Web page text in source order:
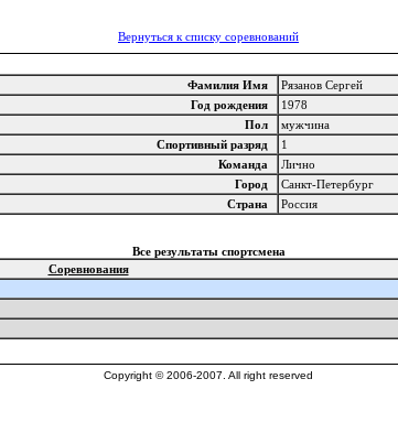
Вернуться к списку соревнований
Фамилия Имя
Рязанов Сергей
Год рождения
1978
Пол
мужчина
Спортивный разряд
1
Команда
Лично
Город
Санкт-Петербург
Страна
Россия
Все результаты спортсмена
Соревнования
Copyright © 2006-2007. All right reserved